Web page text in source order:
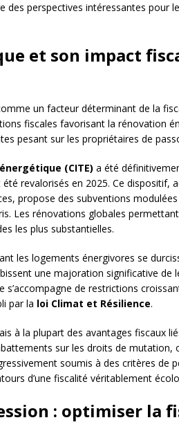
perspectives intéressantes pour
et son impact
un facteur déterminant de la
fiscales favorisant la rénovation
pesant sur les propriétaires de
(CITE) a été
revalorisés en 2025. Ce dispositif,
propose des subventions
Les rénovations globales
les plus substantielles.
les logements énergivores se
une majoration significative de
de restrictions
par la loi Climat et Résilience.
à la plupart des avantages fiscaux
sur les droits de mutation,
soumis à des critères de
d’une fiscalité véritablement
: optimiser la